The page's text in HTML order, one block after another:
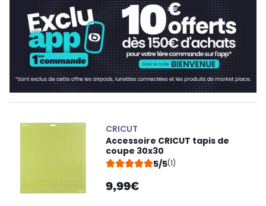
CRICUT
Accessoire CRICUT tapis de
coupe 30x30
5/5(1)
9,99€